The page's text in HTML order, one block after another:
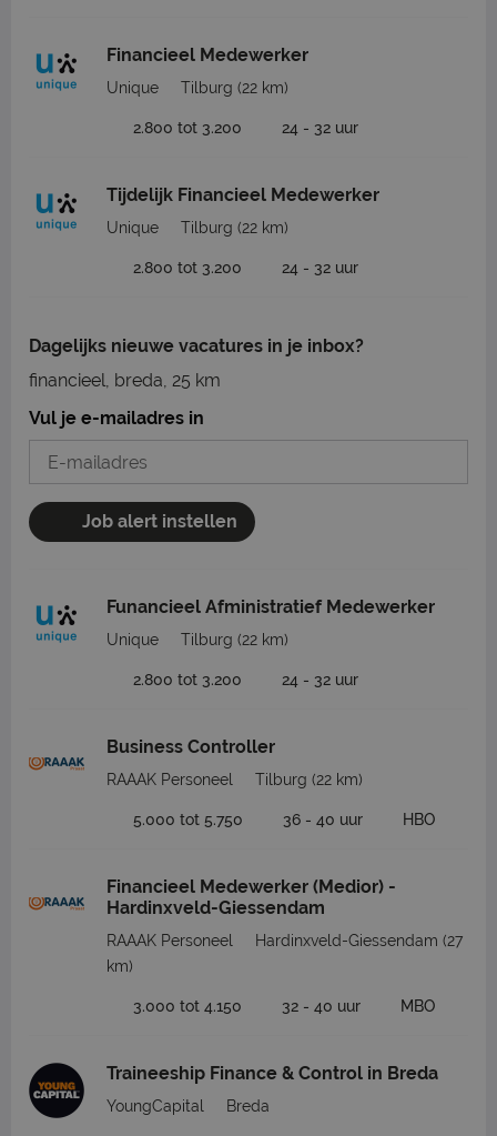
Financieel Medewerker
Unique Tilburg (22 km)
2.800 tot 3.200 24 - 32 uur
Tijdelijk Financieel Medewerker
Unique Tilburg (22 km)
2.800 tot 3.200 24 - 32 uur
Dagelijks nieuwe vacatures in je inbox?
financieel, breda, 25 km
Vul je e-mailadres in
Job alert instellen
Funancieel Afministratief Medewerker
Unique Tilburg (22 km)
2.800 tot 3.200 24 - 32 uur
Business Controller
RAAAK Personeel Tilburg (22 km)
5.000 tot 5.750 36 - 40 uur HBO
Financieel Medewerker (Medior) -
Hardinxveld-Giessendam
RAAAK Personeel Hardinxveld-Giessendam (27
km)
3.000 tot 4.150 32 - 40 uur MBO
Traineeship Finance & Control in Breda
YoungCapital Breda